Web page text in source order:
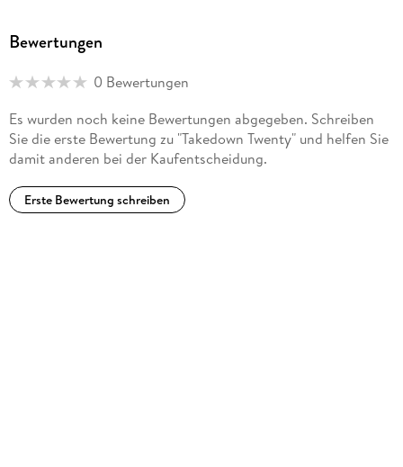
Bewertungen
0 Bewertungen
Es wurden noch keine Bewertungen abgegeben. Schreiben
Sie die erste Bewertung zu "Takedown Twenty" und helfen Sie
damit anderen bei der Kaufentscheidung.
Erste Bewertung schreiben